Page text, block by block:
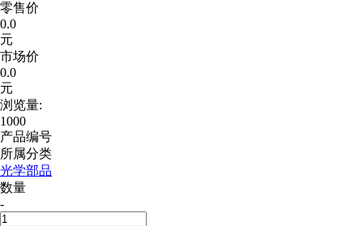
零售价
0.0
元
市场价
0.0
元
浏览量:
1000
产品编号
所属分类
光学部品
数量
-